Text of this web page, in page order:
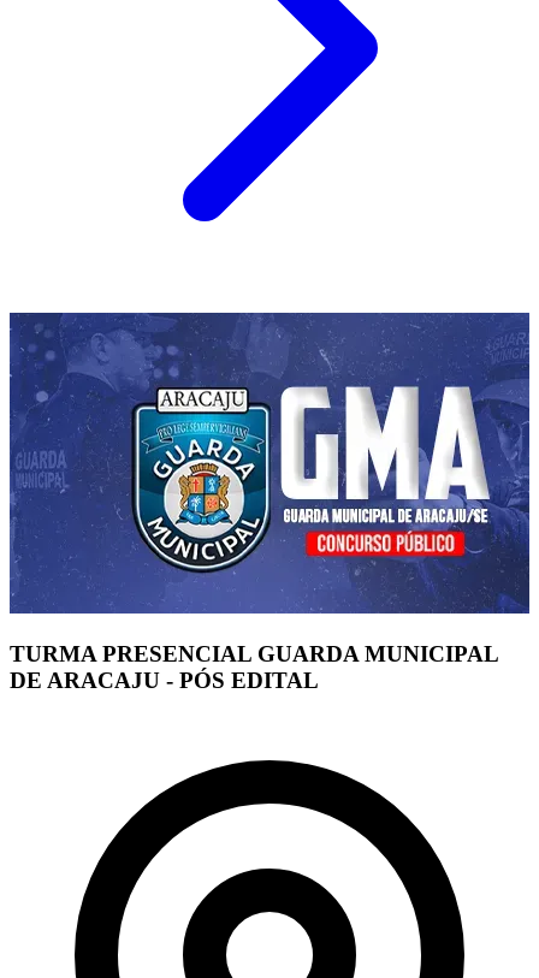
TURMA PRESENCIAL GUARDA MUNICIPAL
DE ARACAJU - PÓS EDITAL